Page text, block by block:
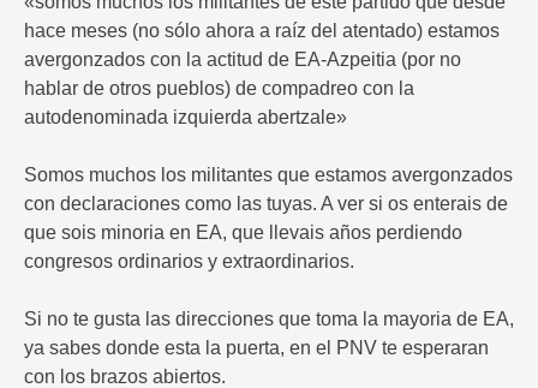
hace meses (no sólo ahora a raíz del atentado) estamos
avergonzados con la actitud de EA-Azpeitia (por no
hablar de otros pueblos) de compadreo con la
autodenominada izquierda abertzale»
Somos muchos los militantes que estamos avergonzados
con declaraciones como las tuyas. A ver si os enterais de
que sois minoria en EA, que llevais años perdiendo
congresos ordinarios y extraordinarios.
Si no te gusta las direcciones que toma la mayoria de EA,
ya sabes donde esta la puerta, en el PNV te esperaran
con los brazos abiertos.